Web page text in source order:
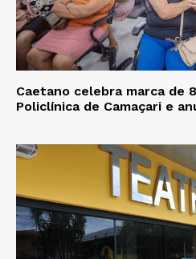
Caetano celebra marca de
Policlínica de Camaçari e